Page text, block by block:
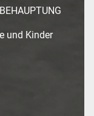
und Kinder